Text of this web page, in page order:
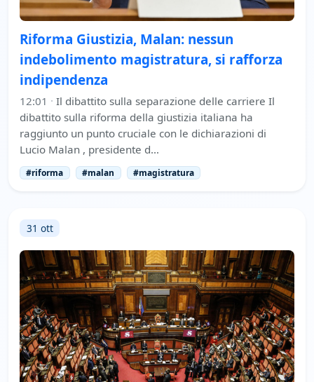
Riforma Giustizia, Malan: nessun
indebolimento magistratura, si rafforza
indipendenza
12:01 · Il dibattito sulla separazione delle carriere Il
dibattito sulla riforma della giustizia italiana ha
raggiunto un punto cruciale con le dichiarazioni di
Lucio Malan , presidente d…
#riforma #malan #magistratura
31 ott